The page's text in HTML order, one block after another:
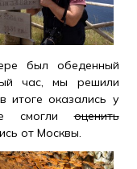
был обеденный
час, мы решили
итоге оказались у
смоглиоценить
от Москвы.